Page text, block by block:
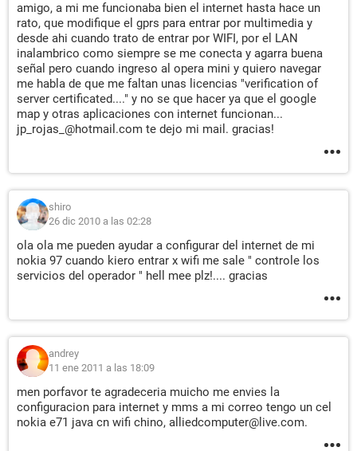
amigo, a mi me funcionaba bien el internet hasta hace un
rato, que modifique el gprs para entrar por multimedia y
desde ahi cuando trato de entrar por WIFI, por el LAN
inalambrico como siempre se me conecta y agarra buena
señal pero cuando ingreso al opera mini y quiero navegar
me habla de que me faltan unas licencias "verification of
server certificated...." y no se que hacer ya que el google
map y otras aplicaciones con internet funcionan...
jp_rojas_@hotmail.com te dejo mi mail. gracias!
shiro
26 dic 2010 a las 02:28
ola ola me pueden ayudar a configurar del internet de mi
nokia 97 cuando kiero entrar x wifi me sale " controle los
servicios del operador " hell mee plz!.... gracias
andrey
11 ene 2011 a las 18:09
men porfavor te agradeceria muicho me envies la
configuracion para internet y mms a mi correo tengo un cel
nokia e71 java cn wifi chino, alliedcomputer@live.com.